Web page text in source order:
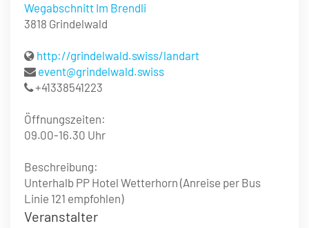
Wegabschnitt Im Brendli
3818 Grindelwald
http://grindelwald.swiss/landart
event@grindelwald.swiss
+41338541223
Öffnungszeiten:
09.00-16.30 Uhr
Beschreibung:
Unterhalb PP Hotel Wetterhorn (Anreise per Bus
Linie 121 empfohlen)
Veranstalter